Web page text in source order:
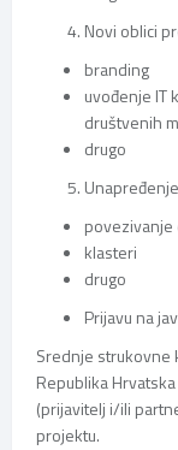
Novi oblici
branding
uvođenje IT
društvenih
drugo
povezivanje
klasteri
drugo
Prijavu na
Srednje strukovne
Republika
(prijavitelj i/ili
projektu.